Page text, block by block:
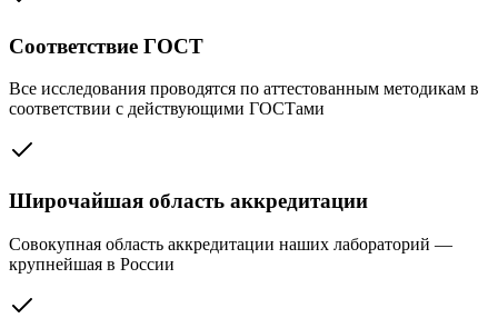
Соответствие ГОСТ
Все исследования проводятся по аттестованным методикам в
соответствии с действующими ГОСТами
Широчайшая область аккредитации
Совокупная область аккредитации наших лабораторий —
крупнейшая в России